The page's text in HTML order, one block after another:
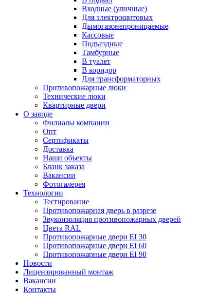
Входные (уличные)
Для электрощитовых
Дымогазонепроницаемые
Кассовые
Подъездные
Тамбурные
В туалет
В коридор
Для трансформаторных
Противопожарные люки
Технические люки
Квартирные двери
О заводе
Филиалы компании
Опт
Сертификаты
Доставка
Наши объекты
Бланк заказа
Вакансии
Фотогалерея
Технологии
Тестирование
Противопожарная дверь в разрезе
Звукоизоляция противопожарных дверей
Цвета RAL
Противопожарные двери EI 30
Противопожарные двери EI 60
Противопожарные двери EI 90
Новости
Лицензированный монтаж
Вакансии
Контакты